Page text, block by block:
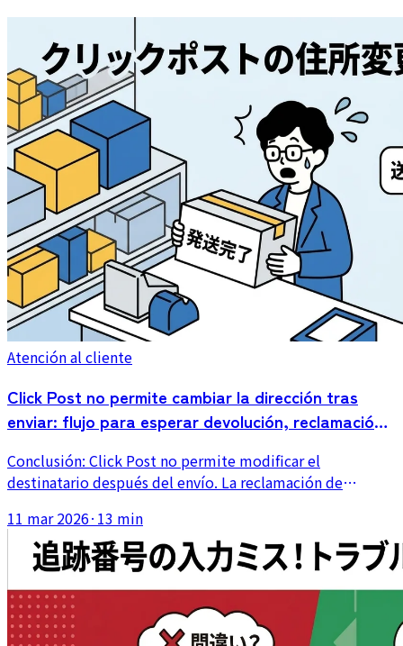
Atención al cliente
Click Post no permite cambiar la dirección tras
enviar: flujo para esperar devolución, reclamación y
Conclusión: Click Post no permite modificar el
destinatario después del envío. La reclamación de
tiempo; la respuesta realista es esperar la devolución y
reenviar. Cubrimos el tratamiento del reenvío por cambio
de residencia, plantillas de mensaje al cliente y cómo
diseñar la confirmación previa para que estas peticiones
prácticamente desaparezcan.
11 mar 2026· 13 min